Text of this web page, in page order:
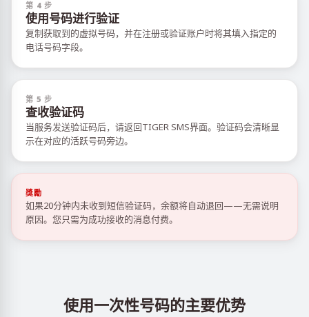
第 4 步
使用号码进行验证
复制获取到的虚拟号码，并在注册或验证账户时将其填入指定的
电话号码字段。
第 5 步
查收验证码
当服务发送验证码后，请返回TIGER SMS界面。验证码会清晰显
示在对应的活跃号码旁边。
獎勵
如果20分钟内未收到短信验证码，余额将自动退回——无需说明
原因。您只需为成功接收的消息付费。
使用一次性号码的主要优势